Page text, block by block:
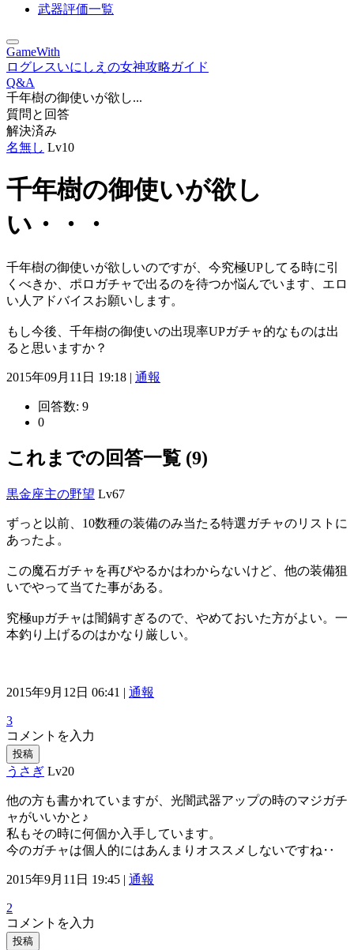
武器評価一覧
GameWith
ログレスいにしえの女神攻略ガイド
Q&A
千年樹の御使いが欲し...
質問と回答
解決済み
名無し Lv10
千年樹の御使いが欲し
い・・・
千年樹の御使いが欲しいのですが、今究極UPしてる時に引
くべきか、ポロガチャで出るのを待つか悩んでいます、エロ
い人アドバイスお願いします。
もし今後、千年樹の御使いの出現率UPガチャ的なものは出
ると思いますか？
2015年09月11日 19:18 | 通報
回答数: 9
0
これまでの回答一覧 (9)
黒金座主の野望 Lv67
ずっと以前、10数種の装備のみ当たる特選ガチャのリストに
あったよ。
この魔石ガチャを再びやるかはわからないけど、他の装備狙
いでやって当てた事がある。
究極upガチャは闇鍋すぎるので、やめておいた方がよい。一
本釣り上げるのはかなり厳しい。
2015年9月12日 06:41 | 通報
3
コメントを入力
投稿
うさぎ Lv20
他の方も書かれていますが、光闇武器アップの時のマジガチ
ャがいいかと♪
私もその時に何個か入手しています。
今のガチャは個人的にはあんまりオススメしないですね‥
2015年9月11日 19:45 | 通報
2
コメントを入力
投稿